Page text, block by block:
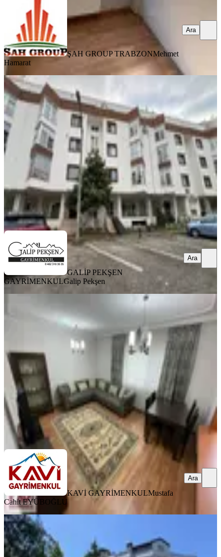
ŞAH GROUP TRABZONMehmet
Hamarat
Ara
MANZARALI
Trabzon 3 Nolu Erdoğdu Atakent 3+1
Eşyalı
Ortahisar, 3 Nolu Erdoğdu Mahallesi
3+1·135 m² ·2. Kat ·16.06.2026
30.000 ₺
GALİP PEKŞEN GAYRİMENKUL Galip Pekşen
Ara
GALİP PEKŞEN
GAYRİMENKULGalip Pekşen
Ara
Erdoğduda Kiralık Eşyalı Daire /
Kavi Gayrimenkulden
Ortahisar, 3 Nolu Erdoğdu Mahallesi
3+1· 140 m² 3. Kat·06.06.2026
KAVİ GAYRİMENKUL Mustafa Cahit EYÜBOĞLU
Ara
KAVİ GAYRİMENKULMustafa
Cahit EYÜBOĞLU
Ara
BALKONLU
Yanında Kiralık 3+1 Daire